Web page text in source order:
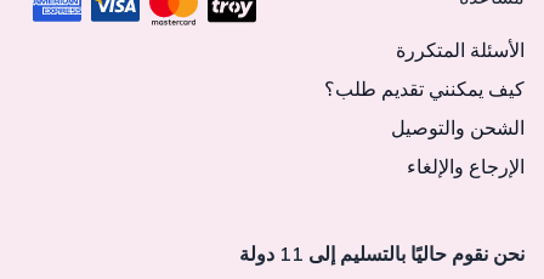
الأسئلة المتكررة
كيف يمكنني تقديم طلب؟
الشحن والتوصيل
الإرجاع والإلغاء
نحن نقوم حاليًا بالتسليم إلى 11 دولة